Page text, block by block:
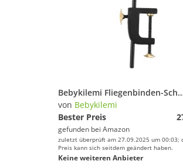
Bebykilemi Fliegenbinden-Schraubstock, Metall, drehbare C-Klemme, verstellbarer Angelhaken,
von Bebykilemi
Bester Preis
gefunden bei Amazon
zuletzt überprüft am 27.09.2025 um 00:03;
Preis kann sich seitdem geändert haben.
Keine weiteren Anbieter